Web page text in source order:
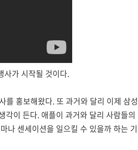
사가 시작될 것이다.
를 홍보해왔다. 또 과거와 달리 이제 삼
각이 든다. 애플이 과거와 달리 사람들의
나 센세이션을 일으킬 수 있을까 하는